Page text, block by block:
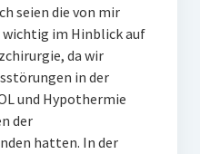
seien die von mir
im Hinblick auf
da wir
in der
und Hypothermie
der
hatten. In der